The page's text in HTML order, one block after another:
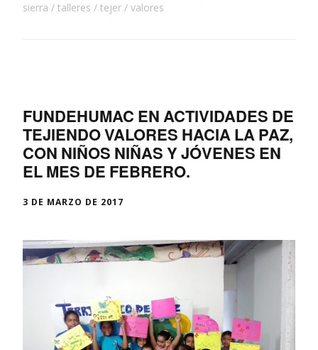
sierra
talleres tejer valores
FUNDEHUMAC EN ACTIVIDADES DE
TEJIENDO VALORES HACIA LA PAZ,
CON NIÑOS NIÑAS Y JÓVENES EN
EL MES DE FEBRERO.
3 DE MARZO DE 2017